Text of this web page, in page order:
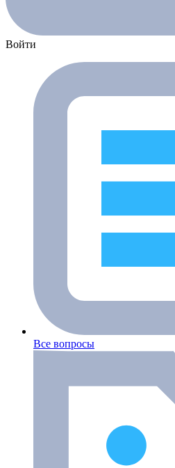
Войти
Все вопросы